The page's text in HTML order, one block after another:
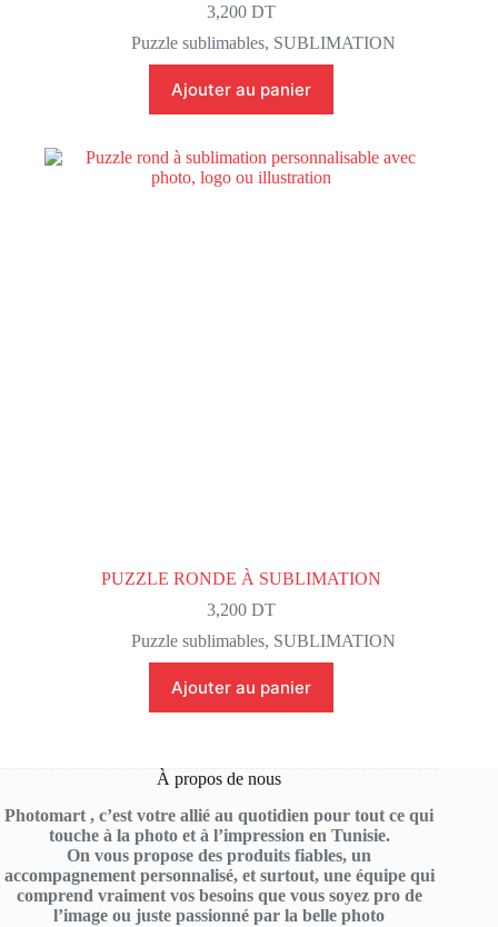
3,200DT
Puzzle sublimables, SUBLIMATION
Ajouter au panier
PUZZLE RONDE À SUBLIMATION
3,200DT
Puzzle sublimables, SUBLIMATION
Ajouter au panier
À propos de nous
Photomart , c’est votre allié au quotidien pour tout ce qui
touche à la photo et à l’impression en Tunisie.
On vous propose des produits fiables, un
accompagnement personnalisé, et surtout, une équipe qui
comprend vraiment vos besoins que vous soyez pro de
l’image ou juste passionné par la belle photo